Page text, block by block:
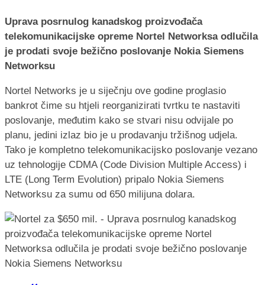
Uprava posrnulog kanadskog proizvođača
telekomunikacijske opreme Nortel Networksa odlučila
je prodati svoje bežično poslovanje Nokia Siemens
Networksu
Nortel Networks je u siječnju ove godine proglasio
bankrot čime su htjeli reorganizirati tvrtku te nastaviti
poslovanje, međutim kako se stvari nisu odvijale po
planu, jedini izlaz bio je u prodavanju tržišnog udjela.
Tako je kompletno telekomunikacijsko poslovanje vezano
uz tehnologije CDMA (Code Division Multiple Access) i
LTE (Long Term Evolution) pripalo Nokia Siemens
Networksu za sumu od 650 milijuna dolara.